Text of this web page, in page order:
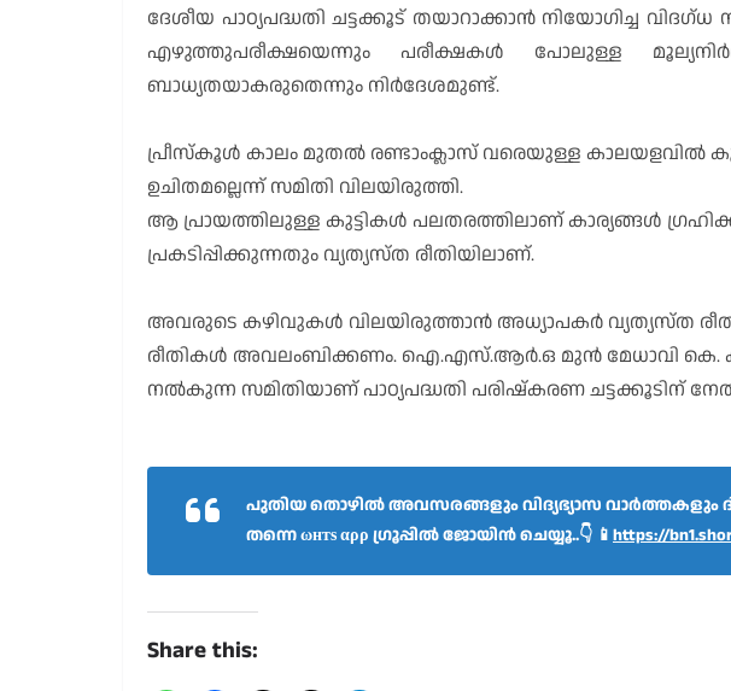
ദേശീയ പാഠ്യപദ്ധതി ചട്ടക്കൂട് തയാറാക്കാൻ നിയോഗിച്ച
എഴുത്തുപരീക്ഷയെന്നും പരീക്ഷകൾ പോലുള്ള
ബാധ്യതയാകരുതെന്നും നിർദേശമുണ്ട്.
പ്രീസ്കൂൾ കാലം മുതൽ രണ്ടാംക്ലാസ് വരെയുള്ള കാലയളവിൽ
ഉചിതമല്ലെന്ന് സമിതി വിലയിരുത്തി.
ആ പ്രായത്തിലുള്ള കുട്ടികൾ പലതരത്തിലാണ് കാര്യങ്ങൾ
പ്രകടിപ്പിക്കുന്നതും വ്യത്യസ്ത രീതിയിലാണ്.
അവരുടെ കഴിവുകൾ വിലയിരുത്താൻ അധ്യാപകർ വ്യത്യസ്ത
രീതികൾ അവലംബിക്കണം. ഐ.എസ്.ആർ.ഒ മുൻ മേധാവി കെ.
നൽകുന്ന സമിതിയാണ് പാഠ്യപദ്ധതി പരിഷ്കരണ ചട്ടക്കൂടിന്
പുതിയ തൊഴിൽ അവസരങ്ങളും വിദ്യഭ്യാസ വാർത്തകളും
തന്നെ ωнтѕ αρρ ഗ്രൂപ്പിൽ ജോയിൻ ചെയ്യൂ..👇 📱 https://
Share this: